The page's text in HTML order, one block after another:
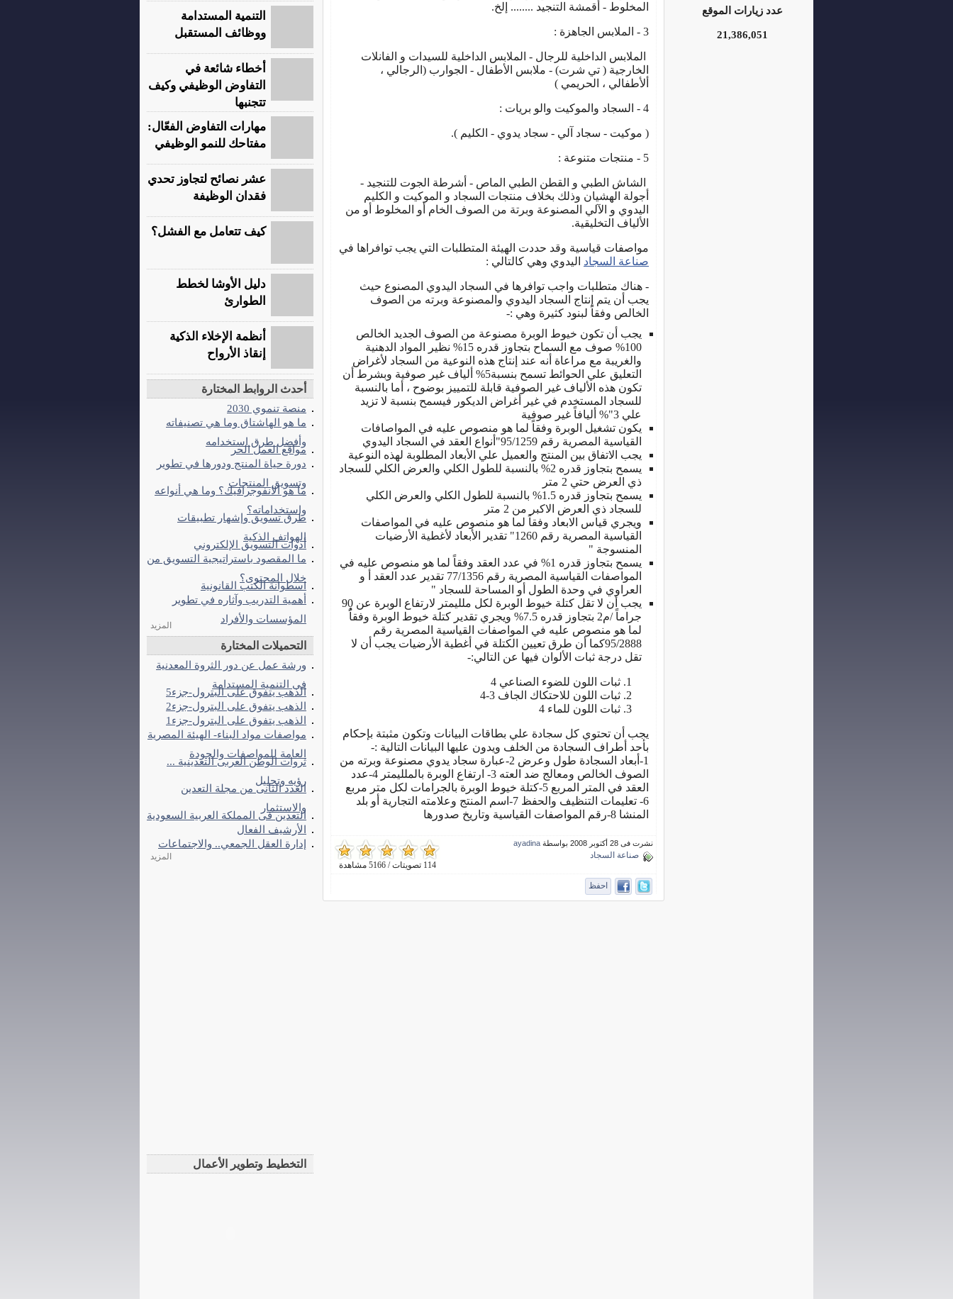
المخلوط - أقمشة التنجيد ........ إلخ.
3 - الملابس الجاهزة :
الملابس الداخلية للرجال - الملابس الداخلية للسيدات و الفانلات
الخارجية ( تي شرت) - ملابس الأطفال - الجوارب (الرجالي ،
ألأطفالي ، الحريمي )
4 - السجاد والموكيت والو بريات :
( موكيت - سجاد آلي - سجاد يدوي - الكليم ).
5 - منتجات متنوعة :
الشاش الطبي و القطن الطبي الماص - أشرطة الجوت للتنجيد -
أجولة الهشيان وذلك بخلاف منتجات السجاد و الموكيت و الكليم
اليدوي و الآلي المصنوعة وبرتة من الصوف الخام أو المخلوط أو من
الألياف التخليقية.
مواصفات قياسية وقد حددت الهيئة المتطلبات التي يجب توافراها في
صناعة السجاد اليدوي وهي كالتالي :
- هناك متطلبات واجب توافرها في السجاد اليدوي المصنوع حيث
يجب أن يتم إنتاج السجاد اليدوي والمصنوعة وبرته من الصوف
الخالص وفقاً لبنود كثيرة وهي :-
يجب أن تكون خيوط الوبرة مصنوعة من الصوف الجديد الخالص
100% صوف مع السماح بتجاوز قدره 15% نظير المواد الدهنية
والغريبة مع مراعاة أنه عند إنتاج هذه النوعية من السجاد لأغراض
التعليق علي الحوائط تسمح بنسبة5% ألياف غير صوفية وبشرط أن
تكون هذه الألياف غير الصوفية قابلة للتمييز بوضوح ، أما بالنسبة
للسجاد المستخدم في غير أغراض الديكور فيسمح بنسبة لا تزيد
علي 3"% أليافاً غير صوفية
يكون تشغيل الوبرة وفقاً لما هو منصوص عليه في المواصافات
القياسية المصرية رقم 95/1259"أنواع العقد في السجاد اليدوي
يجب الاتفاق بين المنتج والعميل علي الأبعاد المطلوبة لهذه النوعية
يسمح بتجاوز قدره 2% بالنسبة للطول الكلي والعرض الكلي للسجاد
ذي العرض حتي 2 متر
يسمح بتجاوز قدره 1.5% بالنسبة للطول الكلي والعرض الكلي
للسجاد ذي العرض الاكبر من 2 متر
ويجري قياس الابعاد وفقاً لما هو منصوص عليه في المواصفات
القياسية المصرية رقم 1260" تقدير الأبعاد لأغطية الأرضيات
المنسوجة "
يسمح بتجاوز قدره 1% في عدد العقد وفقاً لما هو منصوص عليه في
المواصفات القياسية المصرية رقم 77/1356 تقدير عدد العقد أ و
العراوي في وحدة الطول أو المساحة للسجاد "
يجب أن لا تقل كتلة خيوط الوبرة لكل ملليمتر لارتفاع الوبرة عن 90
جراماً /م2 بتجاوز قدره 7.5% ويجري تقدير كتلة خيوط الوبرة وفقاًُ
لما هو منصوص عليه في المواصفات القياسية المصرية رقم
95/2888كما أن طرق تعيين الكتلة في أغطية الأرضيات يجب أن لا
تقل درجة ثبات الألوان فيها عن التالي:-
ثبات اللون للضوء الصناعي 4
ثبات اللون للاحتكاك الجاف 3-4
ثبات اللون للماء 4
يجب أن تحتوي كل سجادة علي بطاقات البيانات وتكون مثبتة بإحكام
بأحد أطراف السجادة من الخلف ويدون عليها البيانات التالية :-
1-أبعاد السجادة طول وعرض 2-عبارة سجاد يدوي مصنوعة وبرته من
الصوف الخالص ومعالج ضد العته 3- ارتفاع الوبرة بالملليمتر 4-عدد
العقد في المتر المربع 5-كتلة خيوط الوبرة بالجرامات لكل متر مربع
6- تعليمات التنظيف والحفظ 7-اسم المنتج وعلامته التجارية أو بلد
المنشا 8-رقم المواصفات القياسية وتاريخ صدورها
114 تصويتات / 5166 مشاهدة
نشرت فى 28 أكتوبر 2008 بواسطة ayadina
صناعة السجاد
احفظ
عدد زيارات الموقع
21,386,051
التنمية المستدامة
ووظائف المستقبل
أخطاء شائعة في
التفاوض الوظيفي وكيف
تتجنبها
مهارات التفاوض الفعّال:
مفتاحك للنمو الوظيفي
عشر نصائح لتجاوز تحدي
فقدان الوظيفة
كيف تتعامل مع الفشل؟
دليل الأوشا لخطط
الطوارئ
أنظمة الإخلاء الذكية
إنقاذ الأرواح
أحدث الروابط المختارة
منصة تنموي 2030
ما هو الهاشتاق وما هي تصنيفاته
وأفضل طرق استخدامه
مواقع العمل الحر
دورة حياة المنتج ودورها في تطوير
وتسويق المنتجات
ما هو الانفوجرافيك؟ وما هي أنواعه
واستخداماته؟
طرق تسويق وإشهار تطبيقات
الهواتف الذكية
أدوات التسويق الإلكتروني
ما المقصود باستراتيجية التسويق من
خلال المحتوى؟
اسطوانة الكتب القانونية
أهمية التدريب وآثاره في تطوير
المؤسسات والأفراد
المزيد
التحميلات المختارة
ورشة عمل عن دور الثروة المعدنية
فى التنمية المستدامة
الذهب يتفوق على البترول-جزء5
الذهب يتفوق على البترول-جزء2
الذهب يتفوق على البترول-جزء1
مواصفات مواد البناء- الهيئة المصرية
العامة للمواصفات والجودة
ثروات الوطن العربى التعدينية ...
رؤيه وتحليل
العدد الثانى من مجلة التعدين
والاستثمار
التعدين فى المملكة العربية السعودية
الأرشيف الفعال
إدارة العقل الجمعي.. والاجتماعات
المزيد
التخطيط وتطوير الأعمال